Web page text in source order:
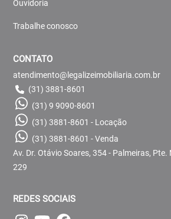
Ouvidoria
Trabalhe conosco
CONTATO
atendimento@legalizeimobiliaria.com.br
(31) 3881-8601
(31) 9 9090-8601
(31) 3881-8601 - Locação
(31) 3881-8601 - Venda
Av. Dr. Otávio Soares, 354 - Palmeiras, Pte.
229
REDES SOCIAIS